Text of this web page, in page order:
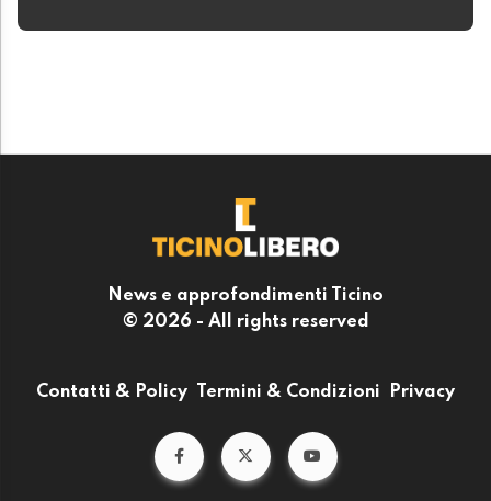
News e approfondimenti Ticino
© 2026 - All rights reserved
Contatti & Policy Termini & Condizioni Privacy